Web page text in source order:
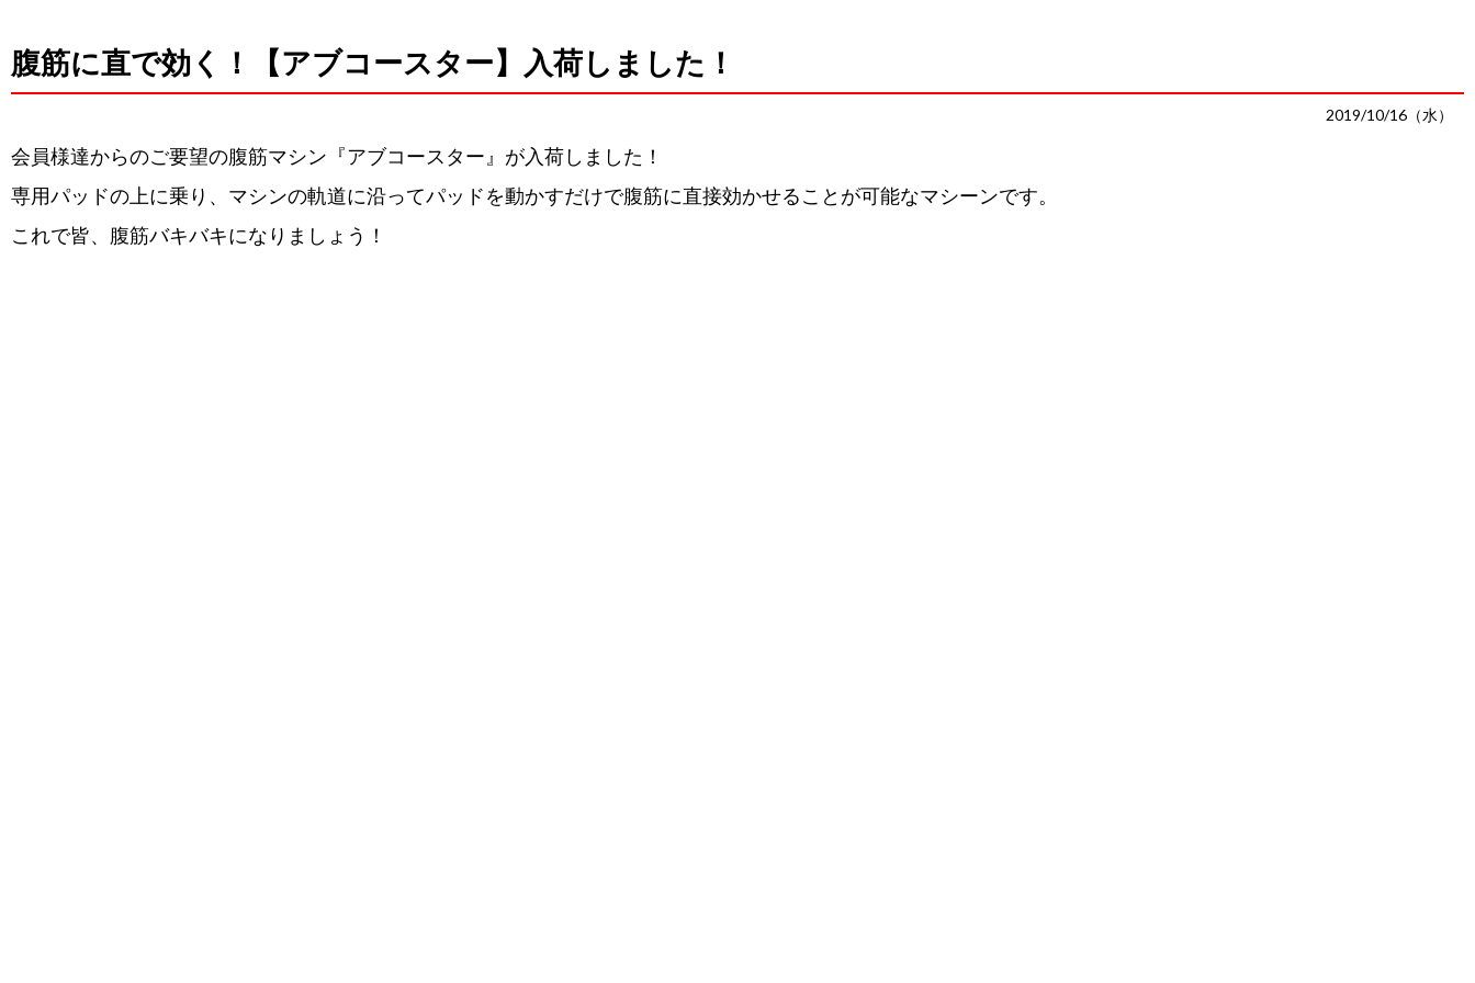
腹筋に直で効く！【アブコースター】入荷しました！
2019/10/16（水）
会員様達からのご要望の腹筋マシン『アブコースター』が入荷しました！
専用パッドの上に乗り、マシンの軌道に沿ってパッドを動かすだけで腹筋に直接効かせることが可能なマシーンです。
これで皆、腹筋バキバキになりましょう！